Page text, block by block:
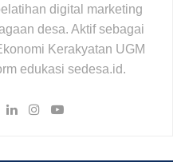
digital marketing
desa. Aktif sebagai
Kerakyatan UGM
edukasi sedesa.id.